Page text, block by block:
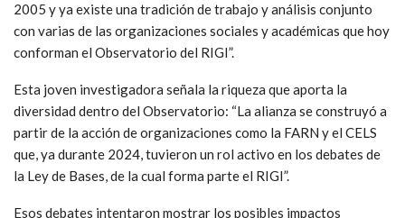
2005 y ya existe una tradición de trabajo y análisis conjunto
con varias de las organizaciones sociales y académicas que hoy
conforman el Observatorio del RIGI”.
Esta joven investigadora señala la riqueza que aporta la
diversidad dentro del Observatorio: “La alianza se construyó a
partir de la acción de organizaciones como la FARN y el CELS
que, ya durante 2024, tuvieron un rol activo en los debates de
la Ley de Bases, de la cual forma parte el RIGI”.
Esos debates intentaron mostrar los posibles impactos